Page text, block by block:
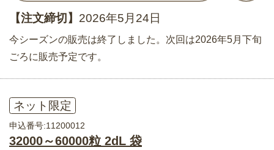
【注文締切】 2026年5月24日
今シーズンの販売は終了しました。次回は2026年5月下旬
ごろに販売予定です。
ネット限定
申込番号:11200012
32000～60000粒 2dL 袋